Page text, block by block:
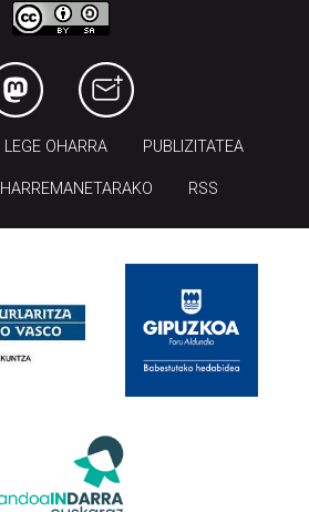
LEGE OHARRA PUBLIZITATEA
HARREMANETARAKO RSS